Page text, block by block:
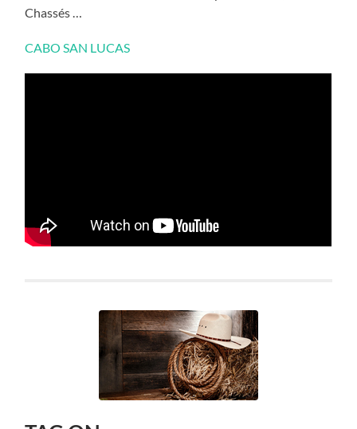
Chassés …
CABO SAN LUCAS